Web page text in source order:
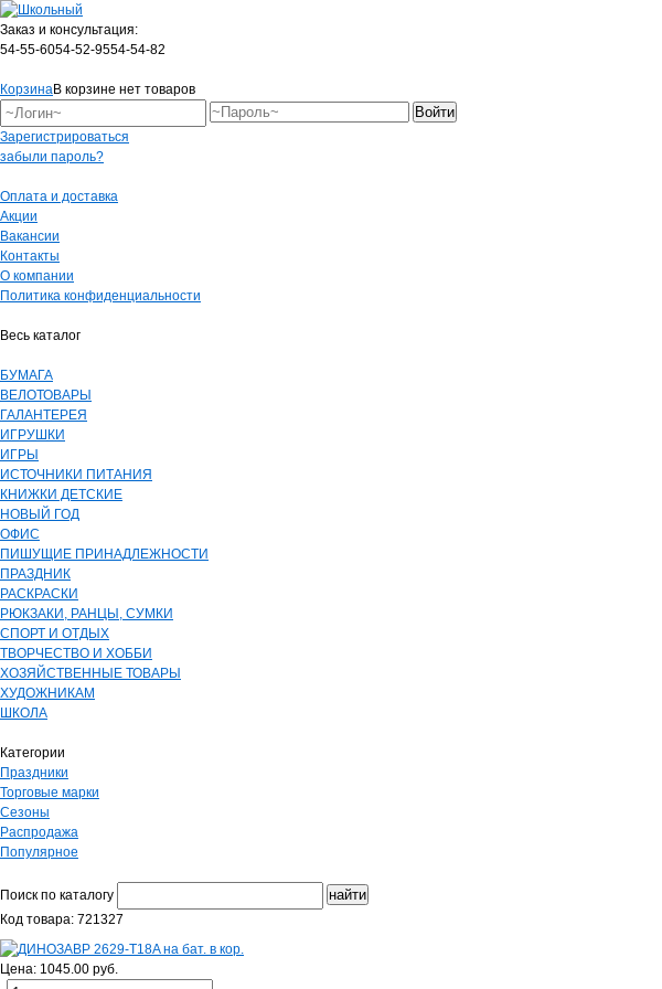
Заказ и консультация:
54-55-6054-52-9554-54-82
КорзинаВ корзине нет товаров
Зарегистрироваться
забыли пароль?
Оплата и доставка
Акции
Вакансии
Контакты
О компании
Политика конфиденциальности
Весь каталог
БУМАГА
ВЕЛОТОВАРЫ
ГАЛАНТЕРЕЯ
ИГРУШКИ
ИГРЫ
ИСТОЧНИКИ ПИТАНИЯ
КНИЖКИ ДЕТСКИЕ
НОВЫЙ ГОД
ОФИС
ПИШУЩИЕ ПРИНАДЛЕЖНОСТИ
ПРАЗДНИК
РАСКРАСКИ
РЮКЗАКИ, РАНЦЫ, СУМКИ
СПОРТ И ОТДЫХ
ТВОРЧЕСТВО И ХОББИ
ХОЗЯЙСТВЕННЫЕ ТОВАРЫ
ХУДОЖНИКАМ
ШКОЛА
Категории
Праздники
Торговые марки
Сезоны
Распродажа
Популярное
Поиск по каталогу
Код товара: 721327
Цена: 1045.00 руб.